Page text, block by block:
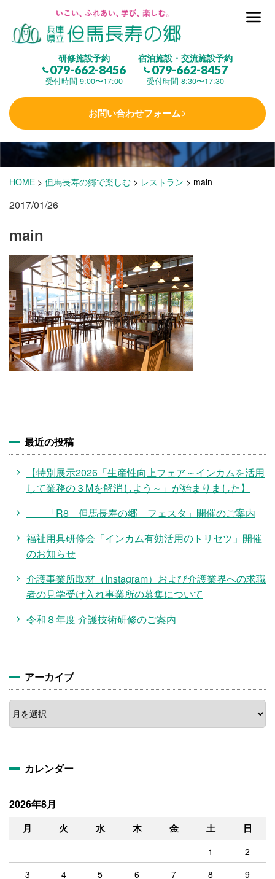
研修施設予約
079-662-8456
受付時間 9:00〜17:00
宿泊施設・交流施設予約
079-662-8457
受付時間 8:30〜17:30
お問い合わせフォーム
但馬長寿の郷とは
(研修施設)
楽しむ
学 ぶ(健康福祉)
泊まる
施設・料金
アクセス
HOME > 但馬長寿の郷で楽しむ > レストラン > main
2017/01/26
main
最近の投稿
【特別展示2026「生産性向上フェア～インカムを活用
して業務の３Mを解消しよう～」が始まりました】
「R8 但馬長寿の郷 フェスタ」開催のご案内
福祉用具研修会「インカム有効活用のトリセツ」開催
のお知らせ
介護事業所取材（Instagram）および介護業界への求職
者の見学受け入れ事業所の募集について
令和８年度 介護技術研修のご案内
アーカイブ
ア
ー
カ
カレンダー
2026年8月
月 火 水 木 金 土 日
1
2
3
4 5 6 7 8
9